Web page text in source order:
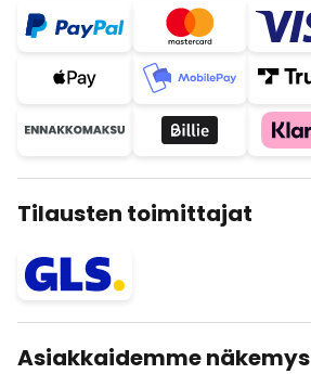
Tilausten toimittajat
Asiakkaidemme näkemys